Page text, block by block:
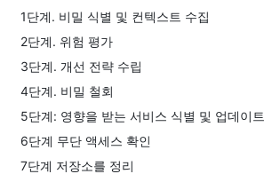
1단계. 비밀 식별 및 컨텍스트 수집
2단계. 위험 평가
3단계. 개선 전략 수립
4단계. 비밀 철회
5단계: 영향을 받는 서비스 식별 및 업데이트
6단계 무단 액세스 확인
7단계 저장소를 정리